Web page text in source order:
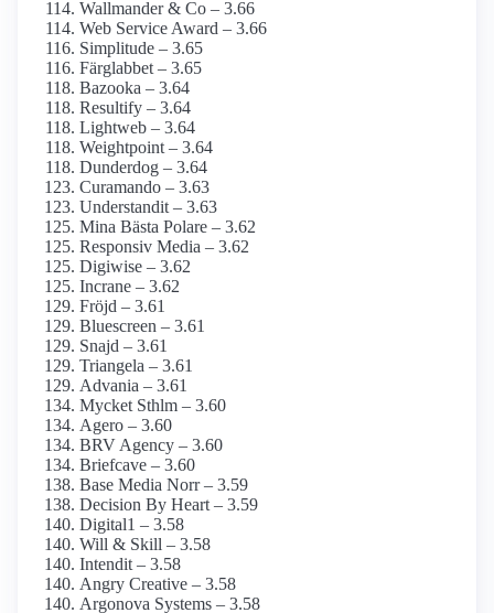
Wallmander & Co – 3.66
Web Service Award – 3.66
Simplitude – 3.65
Färglabbet – 3.65
Bazooka – 3.64
Resultify – 3.64
Lightweb – 3.64
Weightpoint – 3.64
Dunderdog – 3.64
Curamando – 3.63
Understandit – 3.63
Mina Bästa Polare – 3.62
Responsiv Media – 3.62
Digiwise – 3.62
Incrane – 3.62
Fröjd – 3.61
Bluescreen – 3.61
Snajd – 3.61
Triangela – 3.61
Advania – 3.61
Mycket Sthlm – 3.60
Agero – 3.60
BRV Agency – 3.60
Briefcave – 3.60
Base Media Norr – 3.59
Decision By Heart – 3.59
Digital1 – 3.58
Will & Skill – 3.58
Intendit – 3.58
Angry Creative – 3.58
Argonova Systems – 3.58